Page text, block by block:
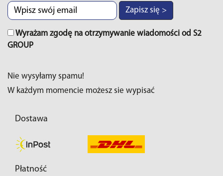
Zapisz się >
Wyrażam zgodę na otrzymywanie wiadomości od S2
GROUP
Nie wysyłamy spamu!
W każdym momencie możesz sie wypisać
Dostawa
Płatność